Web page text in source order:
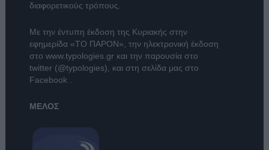
διαφορετικούς τρόπους.
Με την έντυπη έκδοση της Κυριακής στην
εφημερίδα «ΤΟ ΠΑΡΟΝ», την ηλεκτρονική έκδοση
στο www.typologies.grκαι την παρουσία στο
twitter (@typologies), και στη σελίδα μας στο
Facebook .
ΜΕΛΟΣ